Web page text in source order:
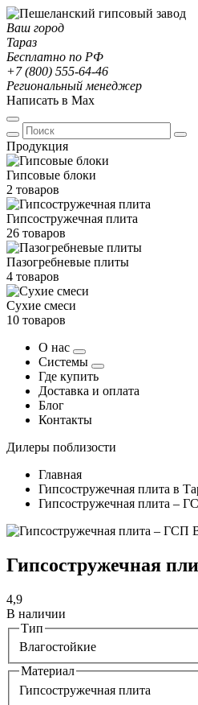
Ваш город
Тараз
Бесплатно по РФ
+7 (800) 555-64-46
Региональный менеджер
Написать в Max
Продукция
Гипсовые блоки
2 товаров
Гипсостружечная плита
26 товаров
Пазогребневые плиты
4 товаров
Сухие смеси
10 товаров
О нас
Системы
Где купить
Доставка и оплата
Блог
Контакты
Дилеры поблизости
Главная
Гипсостружечная плита в
Гипсостружечная плита –
Гипсостружечная
4,9
В наличии
Тип
Влагостойкие
Материал
Гипсостружечная плита